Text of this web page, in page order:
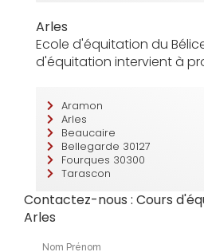
Arles
Ecole d'équitation du
d'équitation intervient à
Aramon
Arles
Beaucaire
Bellegarde 30127
Fourques 30300
Tarascon
Contactez-nous : Cours
Arles
Nom Prénom